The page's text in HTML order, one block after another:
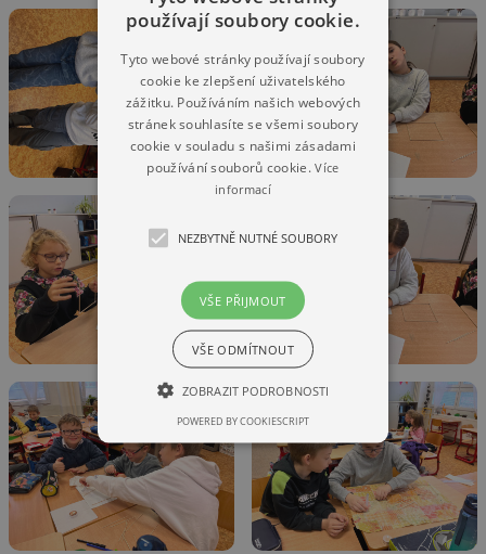
používají soubory cookie.
Tyto webové stránky používají soubory
cookie ke zlepšení uživatelského
zážitku. Používáním našich webových
stránek souhlasíte se všemi soubory
cookie v souladu s našimi zásadami
používání souborů cookie.Více
informací
NEZBYTNĚ NUTNÉ SOUBORY
VŠE PŘIJMOUT
VŠE ODMÍTNOUT
ZOBRAZIT PODROBNOSTI
POWERED BY COOKIESCRIPT